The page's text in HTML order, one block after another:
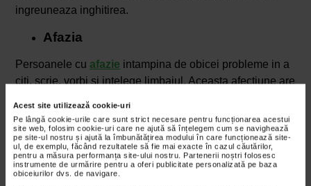
Acest site utilizează cookie-uri
Pe lângă cookie-urile care sunt strict necesare pentru funcționarea acestui
site web, folosim cookie-uri care ne ajută să înțelegem cum se navighează
pe site-ul nostru și ajută la îmbunătățirea modului în care funcționează site-
ul, de exemplu, făcând rezultatele să fie mai exacte în cazul căutărilor,
pentru a măsura performanța site-ului nostru. Partenerii noștri folosesc
instrumente de urmărire pentru a oferi publicitate personalizată pe baza
obiceiurilor dvs. de navigare.
ingreuneaza inghitirea.
Afazia
Persoanele cu afazie intampina de obicei probleme in a
citi, scrie, vorbi si intelege limbajul. Aceasta afectiune are
cerebral sau o leziune ce afecteaza zona creierului care
proceseaza vorbirea.